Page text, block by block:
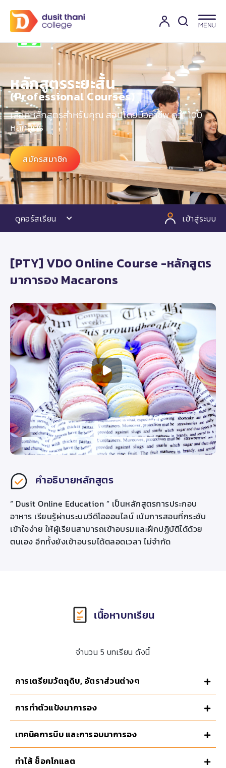
หลักสูตรระยะสั้น
(Professional Courses)​
เลือกหลักสูตรสำหรับคุณ สอนโดยมืออาชีพ กว่า 100
หลักสูตร
สมัครสมาชิก
ดูคอร์สเรียน เข้าสู่ระบบ
[PTY] VDO Online Course -หลักสูตร
มาการอง Macarons
คำอธิบายหลักสูตร
“ Dusit Online Education ” เป็นหลักสูตรการประกอบ
อาหาร เรียนรู้ผ่านระบบวีดีโอออนไลน์ เน้นการสอนที่กระชับ
เข้าใจง่าย ให้ผู้เรียนสามารถเข้าอบรมและฝึกปฏิบัติได้ด้วย
ตนเอง อีกทั้งยังเข้าอบรมได้ตลอดเวลา ไม่จำกัด
เนื้อหาบทเรียน
จำนวน 5 บทเรียน ดังนี้
การเตรียมวัตถุดิบ, อัตราส่วนต่างๆ
การทำตัวแป้งมาการอง
เทคนิคการบีบ และการอบมาการอง
ทำไส้ ช็อคโกแลต